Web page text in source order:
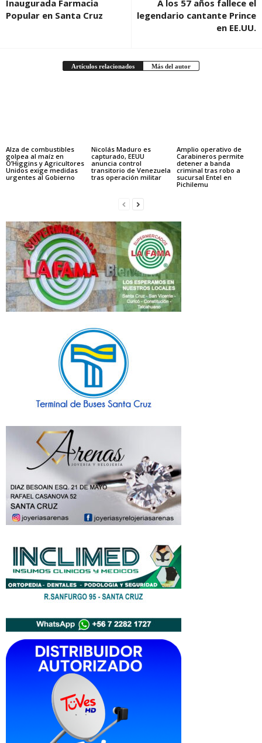
Inaugurada Farmacia
Popular en Santa Cruz
A los 57 años fallece el
legendario cantante Prince
en EE.UU.
Artículos relacionados Más del autor
Alza de combustibles
golpea al maíz en
O’Higgins y Agricultores
Unidos exige medidas
urgentes al Gobierno
Nicolás Maduro es
capturado, EEUU
anuncia control
transitorio de Venezuela
tras operación militar
Amplio operativo de
Carabineros permite
detener a banda
criminal tras robo a
sucursal Entel en
Pichilemu